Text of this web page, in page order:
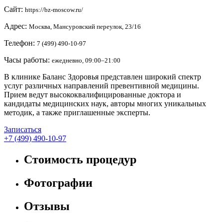
Сайт: https://bz-moscow.ru/
Адрес: Москва, Мансуровский переулок, 23/16
Телефон: 7 (499) 490-10-97
Часы работы: ежедневно, 09:00–21:00
В клинике Баланс Здоровья представлен широкий спектр
услуг различных направлений превентивной медицины.
Прием ведут высококвалифицированные доктора и
кандидаты медицинских наук, авторы многих уникальных
методик, а также приглашенные эксперты.
Записаться
+7 (499) 490-10-97
Стоимость процедур
Фотографии
Отзывы